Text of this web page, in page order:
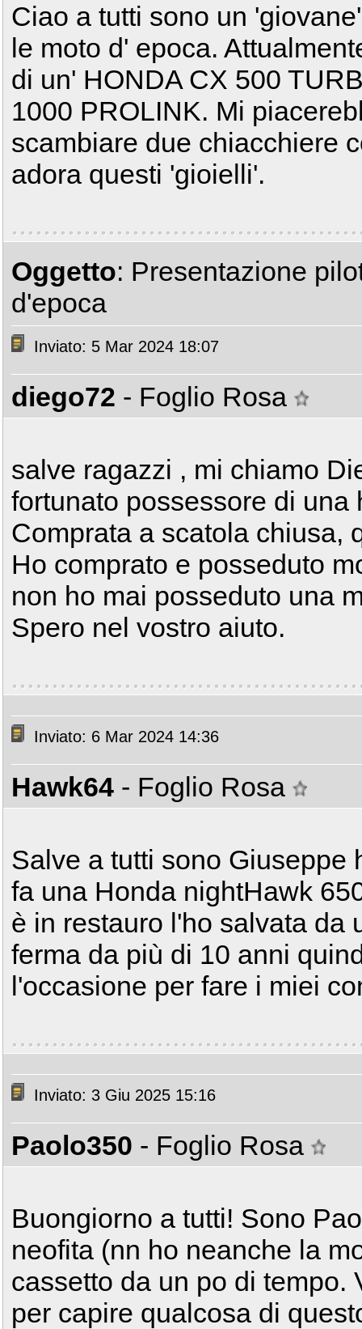
Ciao a tutti sono un
le moto d' epoca.
di un' HONDA CX 500
1000 PROLINK. Mi
scambiare due chiacchiere
adora questi 'gioielli'.
Oggetto: Presentazione
d'epoca
Inviato: 5 Mar 2024 18:07
diego72 - Foglio Rosa
salve ragazzi , mi chiamo
fortunato possessore di una
Comprata a scatola chiusa,
Ho comprato e posseduto
non ho mai posseduto una
Spero nel vostro aiuto.
Inviato: 6 Mar 2024 14:36
Hawk64 - Foglio Rosa
Salve a tutti sono Giuseppe
fa una Honda nightHawk
è in restauro l'ho salvata da
ferma da più di 10 anni
l'occasione per fare i miei
Inviato: 3 Giu 2025 15:16
Paolo350 - Foglio Rosa
Buongiorno a tutti! Sono
neofita (nn ho neanche la
cassetto da un po di tempo.
per capire qualcosa di